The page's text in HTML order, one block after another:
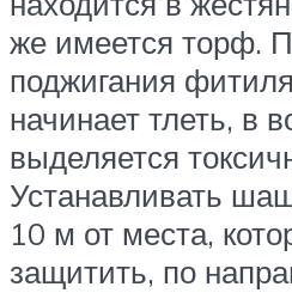
же имеется торф.
поджигания
начинает тлеть, в
выделяется
Устанавливать
10 м от места,
защитить, по